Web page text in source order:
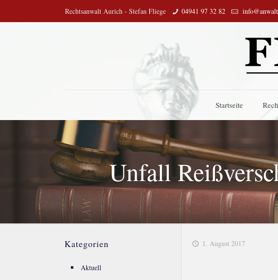
Rechtsanwalt Aurich - Stefan Fliege 04941 97 32 82
Startseite
Unfall
1. August 2017
Kategorien
Aktuell